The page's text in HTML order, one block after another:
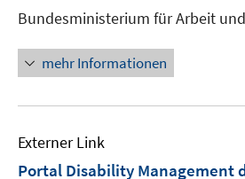
Bundesministerium für Arbeit
mehr Informationen
Externer Link
Portal Disability Management